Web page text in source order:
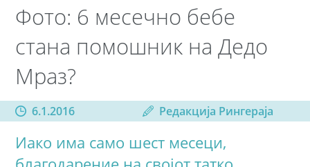
Фото: 6 месечно бебе
стана помошник на Дедо
Мраз?
6.1.2016 Редакција Рингераја
Иако има само шест месеци,